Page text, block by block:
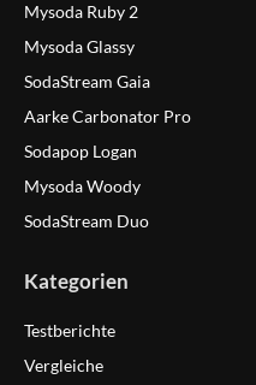
Mysoda Ruby 2
Mysoda Glassy
SodaStream Gaia
Aarke Carbonator Pro
Sodapop Logan
Mysoda Woody
SodaStream Duo
Kategorien
Testberichte
Vergleiche